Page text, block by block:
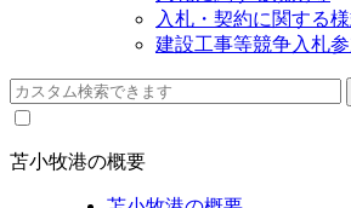
入札・契約に関する
建設工事等競争入札
苫小牧港の概要